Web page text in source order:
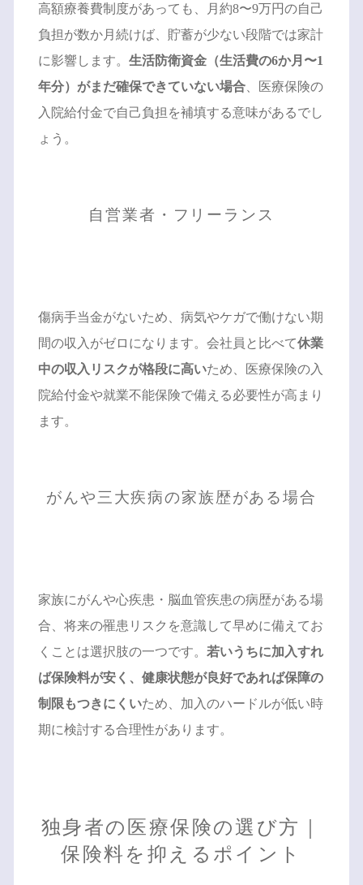
高額療養費制度があっても、月約8〜9万円の自己
負担が数か月続けば、貯蓄が少ない段階では家計
に影響します。 生活防衛資金（生活費の6か月〜1
年分）がまだ確保できていない場合、医療保険の
入院給付金で自己負担を補填する意味があるでし
ょう。
自営業者・フリーランス
傷病手当金がないため、病気やケガで働けない期
間の収入がゼロになります。会社員と比べて休業
中の収入リスクが格段に高いため、医療保険の入
院給付金や就業不能保険で備える必要性が高まり
ます。
がんや三大疾病の家族歴がある場合
家族にがんや心疾患・脳血管疾患の病歴がある場
合、将来の罹患リスクを意識して早めに備えてお
くことは選択肢の一つです。 若いうちに加入すれ
ば保険料が安く、健康状態が良好であれば保障の
制限もつきにくいため、加入のハードルが低い時
期に検討する合理性があります。
独身者の医療保険の選び方｜
保険料を抑えるポイント